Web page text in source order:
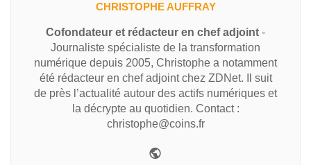
CHRISTOPHE AUFFRAY
Cofondateur et rédacteur en chef adjoint -
Journaliste spécialiste de la transformation
numérique depuis 2005, Christophe a notamment
été rédacteur en chef adjoint chez ZDNet. Il suit
de près l’actualité autour des actifs numériques et
la décrypte au quotidien. Contact :
christophe@coins.fr